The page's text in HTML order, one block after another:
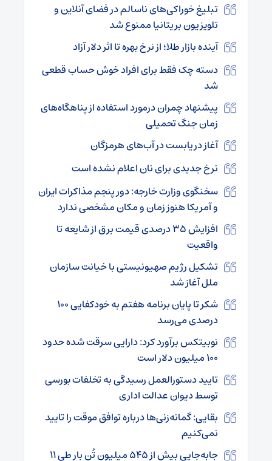
تبلیغ خوراکی‌های ناسالم در فضای آنلاین و
تلویزیون بریتانیا ممنوع شد
آینده بازار طلا؛ از نرخ بهره تا اثر دلار آزاد
دسته‌ چک فقط برای افراد خوش‌ حساب قطعی
شد
پیشنهاد چمران‌ درمورد استفاده از پناهگاه‌های
زمان جنگ تحمیلی
آغاز دریابست در آب‌های هرمزگان
نرخ جدیدی برای نان اعلام نشده است
سخنگوی وزارت خارجه: دور پنجم مذاکرات ایران
و آمریکا هنوز زمان و مکان مشخصی ندارد
افزایش ۳۵ درصدی قیمت برق از شایعه تا
واقعیت
تشکیل رژیم صهیونیستی با خیانت سازمان
ملل آغاز شد
شکر تا پایان برنامه هفتم به خودکفایی ۱۰۰
درصدی می‌رسد
نوبیتکس برآورد کرد: دارایی سرقت شده حدود
۱۰۰ میلیون دلار است
تایید دستورالعمل رسیدگی به تخلفات بورسی
توسط دیوان عدالت اداری
بقایی: گمانه‌زنی‌ها درباره توافق موقت را تایید
نمی‌کنیم
جابه‌جایی بیش از ۵۴۵ میلیون تُن بار طی ۱۱